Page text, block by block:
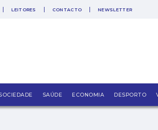
LEITORES CONTACTO NEWSLETTER
SAÚDE ECONOMIA DESPORTO
bater à porta?